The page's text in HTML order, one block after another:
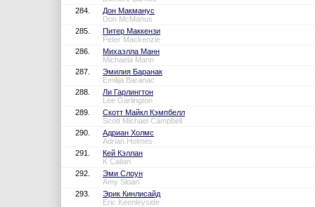
284.
Дон Макманус
Don McManus
285.
Питер Маккензи
Peter Mackenzie
286.
Михаэлла Манн
Michaela Mann
287.
Эмилия Баранак
Emilija Baranac
288.
Ли Гарлингтон
Lee Garlington
289.
Скотт Майкл Кэмпбелл
Scott Michael Campbell
290.
Адриан Холмс
Adrian Holmes
291.
Кей Кэллан
K Callan
292.
Эми Слоун
Amy Sloan
293.
Эрик Кинлисайд
Eric Keenleyside